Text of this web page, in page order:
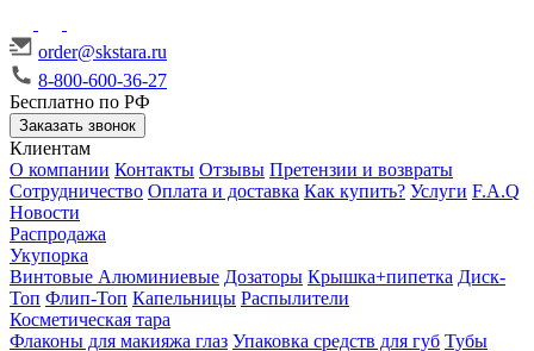
order@skstara.ru
8-800-600-36-27
Бесплатно по РФ
Заказать звонок
Клиентам
О компании Контакты Отзывы Претензии и возвраты
Сотрудничество Оплата и доставка Как купить? Услуги F.A.Q
Новости
Распродажа
Укупорка
Винтовые Алюминиевые Дозаторы Крышка+пипетка Диск-
Топ Флип-Топ Капельницы Распылители
Косметическая тара
Флаконы для макияжа глаз Упаковка средств для губ Тубы